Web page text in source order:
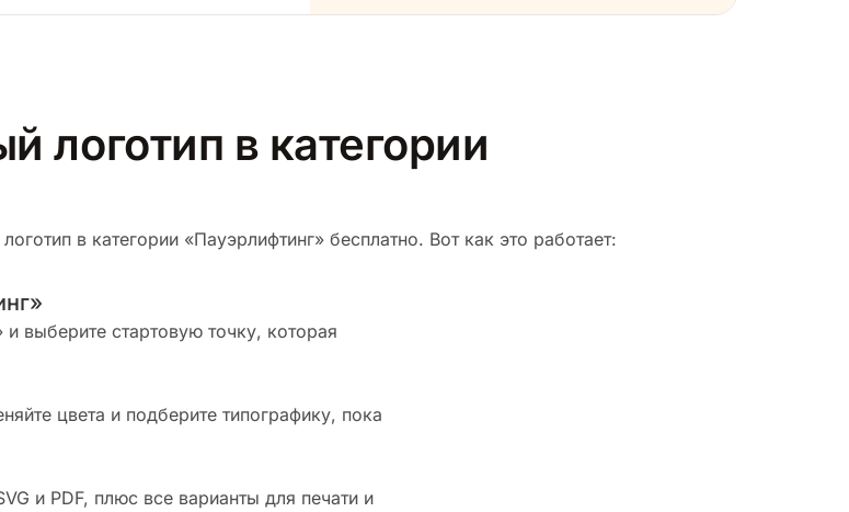
логотип в категории
в категории «Пауэрлифтинг» бесплатно. Вот как это работает:
выберите стартовую точку, которая
цвета и подберите типографику, пока
и PDF, плюс все варианты для печати и